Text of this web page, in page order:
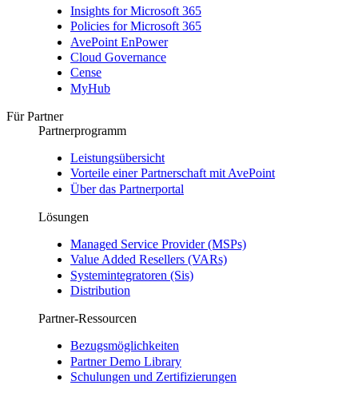
Insights for Microsoft 365
Policies for Microsoft 365
AvePoint EnPower
Cloud Governance
Cense
MyHub
Für Partner
Partnerprogramm
Leistungsübersicht
Vorteile einer Partnerschaft mit AvePoint
Über das Partnerportal
Lösungen
Managed Service Provider (MSPs)
Value Added Resellers (VARs)
Systemintegratoren (Sis)
Distribution
Partner-Ressourcen
Bezugsmöglichkeiten
Partner Demo Library
Schulungen und Zertifizierungen